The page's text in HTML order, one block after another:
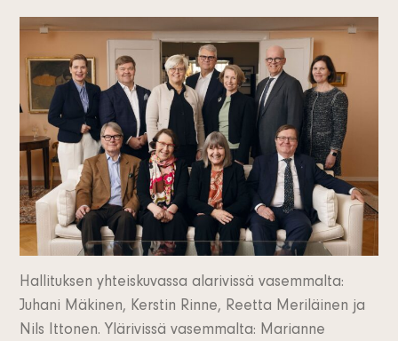
Hallituksen yhteiskuvassa alarivissä vasemmalta:
Juhani Mäkinen, Kerstin Rinne, Reetta Meriläinen ja
Nils Ittonen. Ylärivissä vasemmalta: Marianne